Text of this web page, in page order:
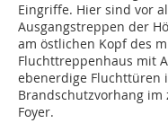
Eingriffe. Hier sind vor
Ausgangstreppen der
am östlichen Kopf des
Fluchttreppenhaus mit
ebenerdige Fluchttüren
Brandschutzvorhang im
Foyer.